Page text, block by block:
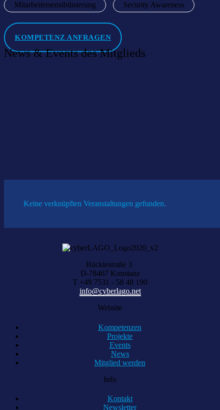
Mitarbeitersensibilisierung Security Awareness
KOMPETENZ ANFRAGEN
News & Events des Mitglieds
Keine verknüpften Veranstaltungen gefunden.
Bücklestraße 3
D-78467 Konstanz
T +49 7531 - 58 48 190
info@cyberlago.net
Website
Kompetenzen
Projekte
Events
News
Mitglied werden
Info
Kontakt
Newsletter